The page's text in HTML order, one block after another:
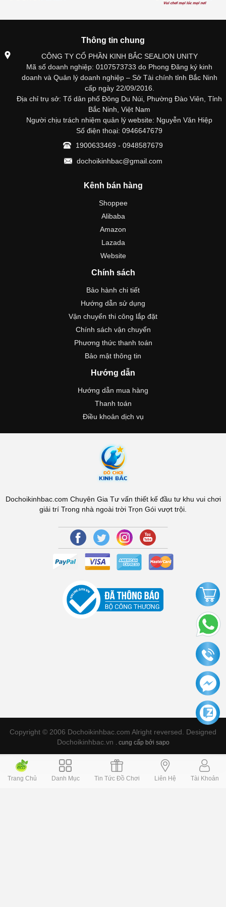
Thông tin chung
CÔNG TY CỔ PHẦN KINH BẮC SEALION UNITY
Mã số doanh nghiệp: 0107573733 do Phong Đăng ký kinh
doanh và Quản lý doanh nghiệp – Sở Tài chính tỉnh Bắc Ninh
cấp ngày 22/09/2016.
Địa chỉ trụ sở: Tổ dân phố Đông Du Núi, Phường Đào Viên, Tỉnh
Bắc Ninh, Việt Nam
Người chịu trách nhiệm quản lý website: Nguyễn Văn Hiệp
Số điện thoại: 0946647679
1900633469 - 0948587679
dochoikinhbac@gmail.com
Kênh bán hàng
Shoppee
Alibaba
Amazon
Lazada
Website
Chính sách
Bảo hành chi tiết
Hướng dẫn sử dụng
Vận chuyển thi công lắp đặt
Chính sách vận chuyển
Phương thức thanh toán
Bảo mật thông tin
Hướng dẫn
Hướng dẫn mua hàng
Thanh toán
Điều khoản dịch vụ
Dochoikinhbac.com Chuyên Gia Tư vấn thiết kế đầu tư khu vui chơi
giải trí Trong nhà ngoài trời Trọn Gói vượt trội.
Copyright © 2006 Dochoikinhbac.com Alright reversed. Designed
Dochoikinhbac.vn
cung cấp bởi sapo
Trang Chủ Danh Mục Tin Tức Đồ Chơi Liên Hệ Tài Khoản